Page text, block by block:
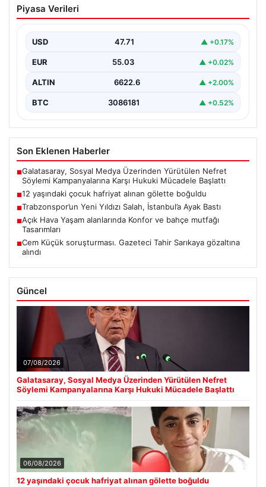
gölette boğuldu
Boğuldu", "content": "Erzurum'un Oltu ilçesinde
gerçekleşen üzücü…
Piyasa Verileri
USD 47.71 ▲ +0.17%
EUR 55.03 ▲ +0.02%
ALTIN 6622.6 ▲ +2.00%
BTC 3086181 ▲ +0.52%
Son Eklenen Haberler
■Galatasaray, Sosyal Medya Üzerinden Yürütülen Nefret
Söylemi Kampanyalarına Karşı Hukuki Mücadele Başlattı
■12 yaşındaki çocuk hafriyat alınan gölette boğuldu
■Trabzonspor’un Yeni Yıldızı Salah, İstanbul’a Ayak Bastı
■Açık Hava Yaşam alanlarında Konfor ve bahçe mutfağı
Tasarımları
■Cem Küçük soruşturması. Gazeteci Tahir Sarıkaya gözaltına
alındı
Güncel
07/08/2026
Galatasaray, Sosyal Medya Üzerinden Yürütülen Nefret
Söylemi Kampanyalarına Karşı Hukuki Mücadele Başlattı
06/08/2026
12 yaşındaki çocuk hafriyat alınan gölette boğuldu